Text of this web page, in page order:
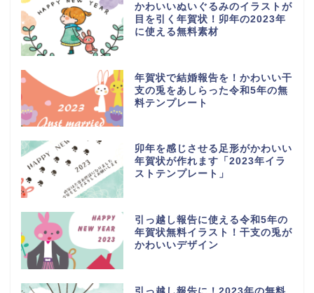
かわいいぬいぐるみのイラストが
目を引く年賀状！卯年の2023年
に使える無料素材
年賀状で結婚報告を！かわいい干
支の兎をあしらった令和5年の無
料テンプレート
卯年を感じさせる足形がかわいい
年賀状が作れます「2023年イラ
ストテンプレート」
引っ越し報告に使える令和5年の
年賀状無料イラスト！干支の兎が
かわいいデザイン